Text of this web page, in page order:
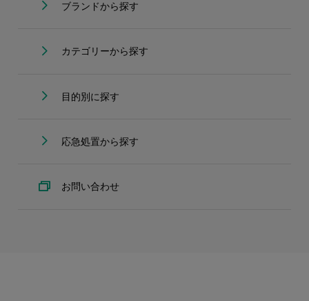
ブランドから探す
カテゴリーから探す
目的別に探す
応急処置から探す
お問い合わせ